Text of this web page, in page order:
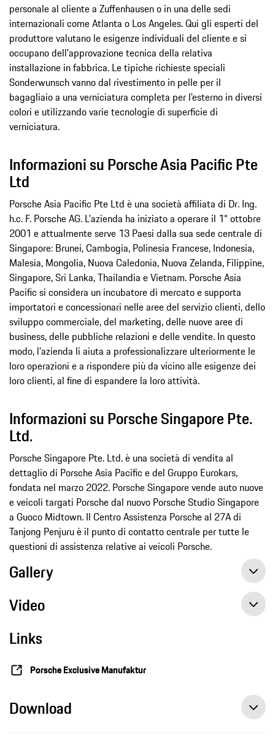
personale al cliente a Zuffenhausen o in una delle sedi
internazionali come Atlanta o Los Angeles. Qui gli esperti del
produttore valutano le esigenze individuali del cliente e si
occupano dell'approvazione tecnica della relativa
installazione in fabbrica. Le tipiche richieste speciali
Sonderwunsch vanno dal rivestimento in pelle per il
bagagliaio a una verniciatura completa per l'esterno in diversi
colori e utilizzando varie tecnologie di superficie di
verniciatura.
Informazioni su Porsche Asia Pacific Pte
Ltd
Porsche Asia Pacific Pte Ltd è una società affiliata di Dr. Ing.
h.c. F. Porsche AG. L'azienda ha iniziato a operare il 1° ottobre
2001 e attualmente serve 13 Paesi dalla sua sede centrale di
Singapore: Brunei, Cambogia, Polinesia Francese, Indonesia,
Malesia, Mongolia, Nuova Caledonia, Nuova Zelanda, Filippine,
Singapore, Sri Lanka, Thailandia e Vietnam. Porsche Asia
Pacific si considera un incubatore di mercato e supporta
importatori e concessionari nelle aree del servizio clienti, dello
sviluppo commerciale, del marketing, delle nuove aree di
business, delle pubbliche relazioni e delle vendite. In questo
modo, l'azienda li aiuta a professionalizzare ulteriormente le
loro operazioni e a rispondere più da vicino alle esigenze dei
loro clienti, al fine di espandere la loro attività.
Informazioni su Porsche Singapore Pte.
Ltd.
Porsche Singapore Pte. Ltd. è una società di vendita al
dettaglio di Porsche Asia Pacific e del Gruppo Eurokars,
fondata nel marzo 2022. Porsche Singapore vende auto nuove
e veicoli targati Porsche dal nuovo Porsche Studio Singapore
a Guoco Midtown. Il Centro Assistenza Porsche al 27A di
Tanjong Penjuru è il punto di contatto centrale per tutte le
questioni di assistenza relative ai veicoli Porsche.
Gallery
Video
Links
Porsche Exclusive Manufaktur
Download